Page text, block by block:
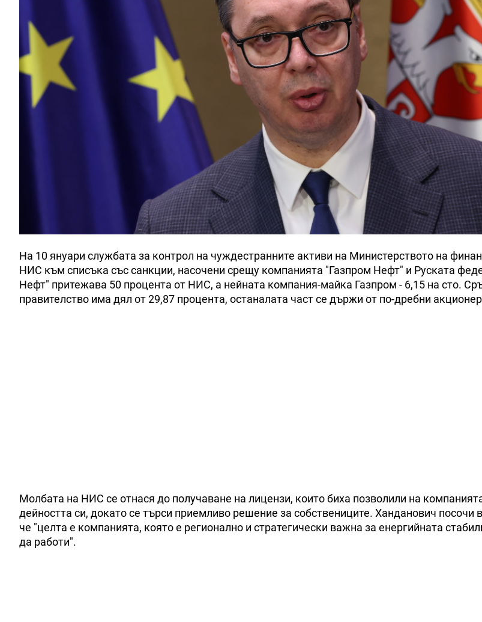
На 10 януари службата за контрол на чуждестранните активи на Министерството на
НИС към списъка със санкции, насочени срещу компанията "Газпром Нефт" и Руската
Нефт" притежава 50 процента от НИС, а нейната компания-майка Газпром - 6,15 на сто.
правителство има дял от 29,87 процента, останалата част се държи от по-дребни
Молбата на НИС се отнася до получаване на лицензи, които биха позволили на
дейността си, докато се търси приемливо решение за собствениците. Ханданович посочи
че "целта е компанията, която е регионално и стратегически важна за енергийната
да работи".